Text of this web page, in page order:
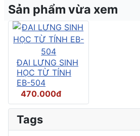
Sản phẩm vừa xem
ĐAI LƯNG SINH
HỌC TỪ TÍNH
EB-504
470.000đ
Tags